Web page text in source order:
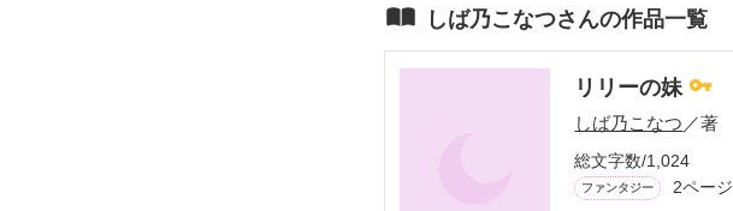
しば乃こなつさんの作品一覧
リリーの妹
しば乃こなつ ／著
総文字数/1,024
ファンタジー 2ページ